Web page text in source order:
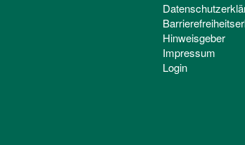
Hinweisgeber
Impressum
Login